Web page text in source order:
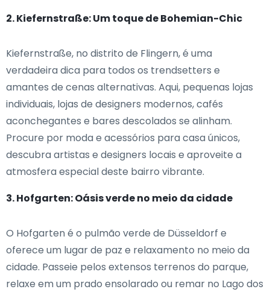
2. Kiefernstraße: Um toque de Bohemian-Chic
Kiefernstraße, no distrito de Flingern, é uma
verdadeira dica para todos os trendsetters e
amantes de cenas alternativas. Aqui, pequenas lojas
individuais, lojas de designers modernos, cafés
aconchegantes e bares descolados se alinham.
Procure por moda e acessórios para casa únicos,
descubra artistas e designers locais e aproveite a
atmosfera especial deste bairro vibrante.
3. Hofgarten: Oásis verde no meio da cidade
O Hofgarten é o pulmão verde de Düsseldorf e
oferece um lugar de paz e relaxamento no meio da
cidade. Passeie pelos extensos terrenos do parque,
relaxe em um prado ensolarado ou remar no Lago dos